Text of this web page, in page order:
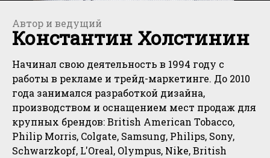
Автор и ведущий
Константин Холстинин
Начинал свою деятельность в 1994 году с
работы в рекламе и трейд-маркетинге. До 2010
года занимался разработкой дизайна,
производством и оснащением мест продаж для
крупных брендов: British American Tobacco,
Philip Morris, Colgate, Samsung, Philips, Sony,
Schwarzkopf, L'Oreal, Olympus, Nike, British